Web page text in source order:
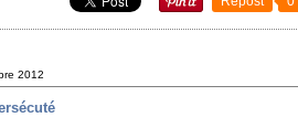
2012